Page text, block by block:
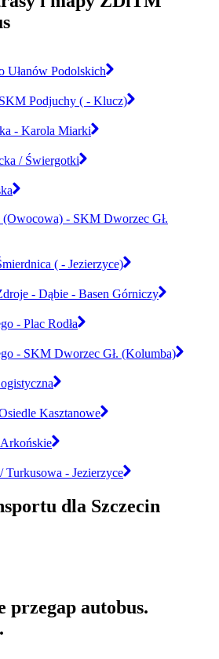
Ułanów Podolskich
Podjuchy ( - Klucz)
- Karola Miarki
/ Świergotki
- SKM Dworzec Gł.
( - Jezierzyce)
- Dąbie - Basen Górniczy
- Plac Rodła
- SKM Dworzec Gł. (Kolumba)
Kasztanowe
Arkońskie
Turkusowa - Jezierzyce
dla Szczecin
przegap autobus.